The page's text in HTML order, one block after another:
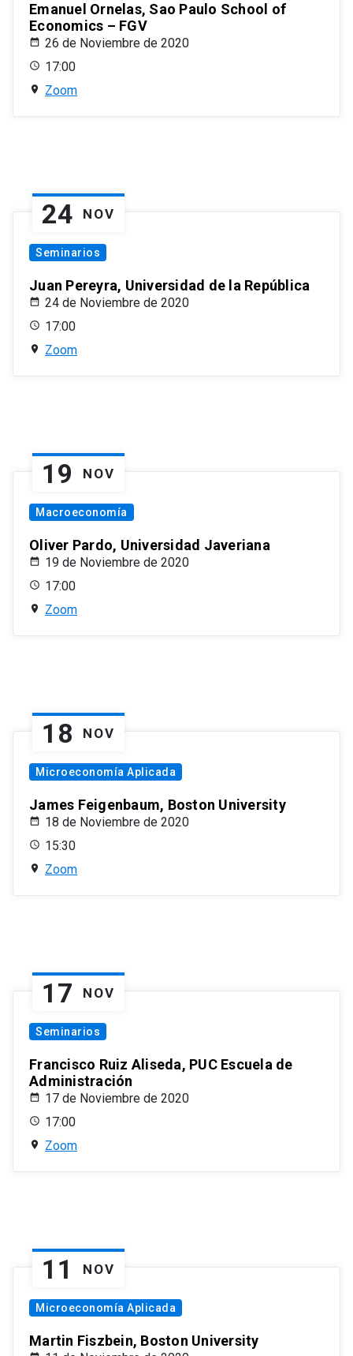
Emanuel Ornelas, Sao Paulo School of
Economics – FGV
26 de Noviembre de 2020
17:00
Zoom
24 NOV
Seminarios
Juan Pereyra, Universidad de la República
24 de Noviembre de 2020
17:00
Zoom
19 NOV
Macroeconomía
Oliver Pardo, Universidad Javeriana
19 de Noviembre de 2020
17:00
Zoom
18 NOV
Microeconomía Aplicada
James Feigenbaum, Boston University
18 de Noviembre de 2020
15:30
Zoom
17 NOV
Seminarios
Francisco Ruiz Aliseda, PUC Escuela de
Administración
17 de Noviembre de 2020
17:00
Zoom
11 NOV
Microeconomía Aplicada
Martin Fiszbein, Boston University